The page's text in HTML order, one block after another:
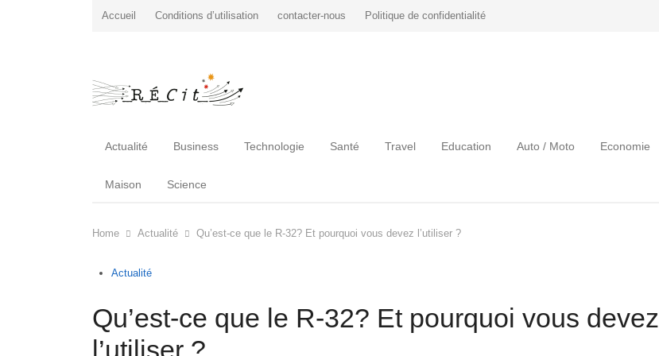
Accueil Conditions d’utilisation contacter-nous Politique de confidentialité
Actualité Business Technologie Santé Travel Education Auto / Moto Economie
Maison Science
Home Actualité Qu’est-ce que le R-32? Et pourquoi vous devez l’utiliser ?
Actualité
Qu’est-ce que le R-32? Et pourquoi vous devez
l’utiliser ?